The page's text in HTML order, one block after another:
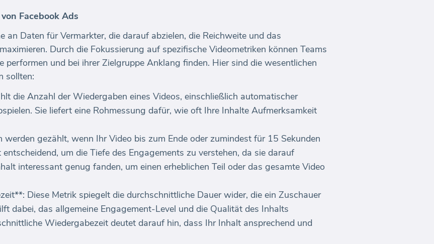
Facebook Ads
an Daten für Vermarkter, die darauf abzielen, die Reichweite und das
Durch die Fokussierung auf spezifische Videometriken können Teams
performen und bei ihrer Zielgruppe Anklang finden. Hier sind die wesentlichen
sollten:
die Anzahl der Wiedergaben eines Videos, einschließlich automatischer
Sie liefert eine Rohmessung dafür, wie oft Ihre Inhalte Aufmerksamkeit
gezählt, wenn Ihr Video bis zum Ende oder zumindest für 15 Sekunden
um die Tiefe des Engagements zu verstehen, da sie darauf
interessant genug fanden, um einen erheblichen Teil oder das gesamte Video
Diese Metrik spiegelt die durchschnittliche Dauer wider, die ein Zuschauer
dabei, das allgemeine Engagement-Level und die Qualität des Inhalts
Wiedergabezeit deutet darauf hin, dass Ihr Inhalt ansprechend und